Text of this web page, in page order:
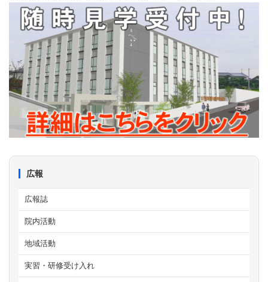
広報
広報誌
院内活動
地域活動
実習・研修受け入れ